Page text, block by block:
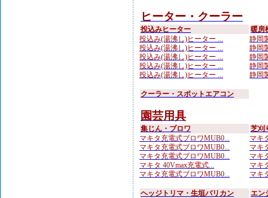
ヒーター・クーラー
投込みヒーター
投込み(湯沸し)ヒーター ...
投込み(湯沸し)ヒーター ...
投込み(湯沸し)ヒーター ...
投込み(湯沸し)ヒーター ...
投込み(湯沸し)ヒーター ...
暖房
静岡
静岡
静岡
静岡
静岡
クーラー・スポットエアコン
園芸用具
集じん・ブロワ
マキタ充電式ブロワMUB0...
マキタ充電式ブロワMUB0...
マキタ充電式ブロワMUB0...
マキタ 40Vmax充電式...
マキタ充電式ブロワMUB0...
芝刈
マキ
マキ
マキ
マキ
マキ
ヘッジトリマ・生垣バリカン
エン